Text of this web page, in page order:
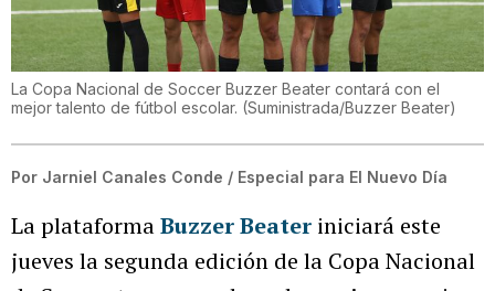
La Copa Nacional de Soccer Buzzer Beater contará con el
mejor talento de fútbol escolar. (Suministrada/Buzzer Beater)
Por Jarniel Canales Conde / Especial para El Nuevo Día
La plataformaBuzzer Beater iniciará este
jueves la segunda edición de la Copa Nacional